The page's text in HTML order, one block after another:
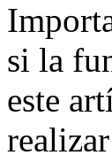
si la
este